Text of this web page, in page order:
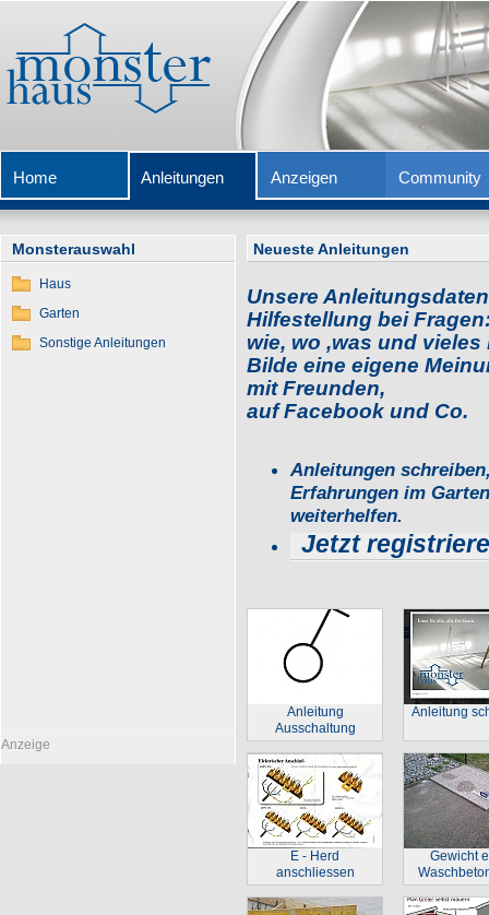
Home Anleitungen Anzeigen Community
Monsterauswahl
Haus
Garten
Sonstige Anleitungen
Anzeige
Neueste Anleitungen
Unsere
Hilfestellung bei
wie, wo ,was und vieles
Bilde eine eigene
mit Freunden,
auf Facebook und Co.
Anleitungen
Erfahrungen im
weiterhelfen.
Jetzt
Anleitung
Ausschaltung
Anleitung
E - Herd
anschliessen
Gewicht